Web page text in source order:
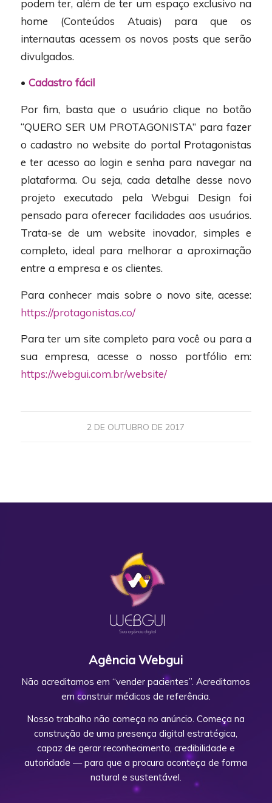
podem ter, além de ter um espaço exclusivo na
home (Conteúdos Atuais) para que os
internautas acessem os novos posts que serão
divulgados.
• Cadastro fácil
Por fim, basta que o usuário clique no botão
“QUERO SER UM PROTAGONISTA” para fazer
o cadastro no website do portal Protagonistas
e ter acesso ao login e senha para navegar na
plataforma. Ou seja, cada detalhe desse novo
projeto executado pela Webgui Design foi
pensado para oferecer facilidades aos usuários.
Trata-se de um website inovador, simples e
completo, ideal para melhorar a aproximação
entre a empresa e os clientes.
Para conhecer mais sobre o novo site, acesse:
https://protagonistas.co/
Para ter um site completo para você ou para a
sua empresa, acesse o nosso portfólio em:
https://webgui.com.br/website/
2 DE OUTUBRO DE 2017
Agência Webgui
Não acreditamos em “vender pacientes”. Acreditamos
em construir médicos de referência.
Nosso trabalho não começa no anúncio. Começa na
construção de uma presença digital estratégica,
capaz de gerar reconhecimento, credibilidade e
autoridade — para que a procura aconteça de forma
natural e sustentável.